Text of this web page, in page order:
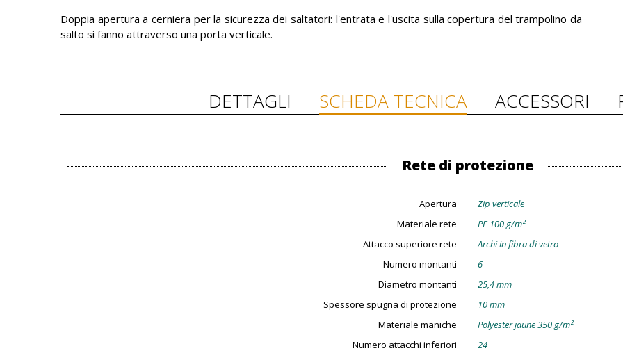
Doppia apertura a cerniera per la sicurezza dei saltatori: l'entrata e l'uscita sulla copertura del trampolino da
salto si fanno attraverso una porta verticale.
DETTAGLI SCHEDA TECNICA ACCESSORI
Rete di protezione
Apertura
Zip verticale
Materiale rete
PE 100 g/m²
Attacco superiore rete
Archi in fibra di vetro
Numero montanti
6
Diametro montanti
25,4 mm
Spessore spugna di protezione
10 mm
Materiale maniche
Polyester jaune 350 g/m²
Numero attacchi inferiori
24